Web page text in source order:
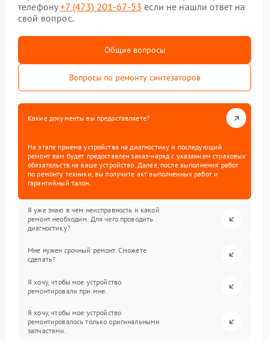
телефону+7 (473) 201-67-53 если не нашли ответ на
свой вопрос.
Общие вопросы
Вопросы по ремонту синтезаторов
Какие документы вы предоставляете?
На этапе приема устройства на диагностику и последующий
ремонт вам будет предоставлен заказ-наряд с указанием страховых
обязательств на ваше устройство. Далее, после выполнения работ
по ремонту техники, вы получите акт выполненных работ и
гарантийный талон.
Я уже знаю в чем неисправность и какой
ремонт необходим. Для чего проводить
диагностику?
Мне нужен срочный ремонт. Сможете
сделать?
Я хочу, чтобы мое устройство
ремонтировали при мне.
Я хочу, чтобы мое устройство
ремонтировалось только оригинальными
запчастями.